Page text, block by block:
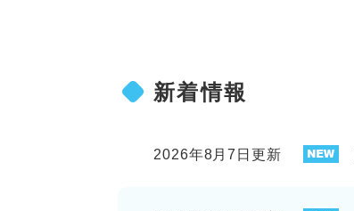
新着情報
2026年8月7日更新